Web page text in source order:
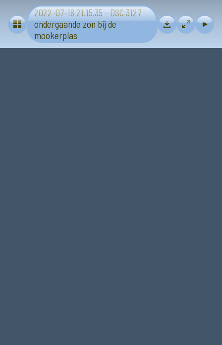
Zon
2022-07-18 21.15.35 - DSC 3127
ondergaande zon bij de
mookerplas